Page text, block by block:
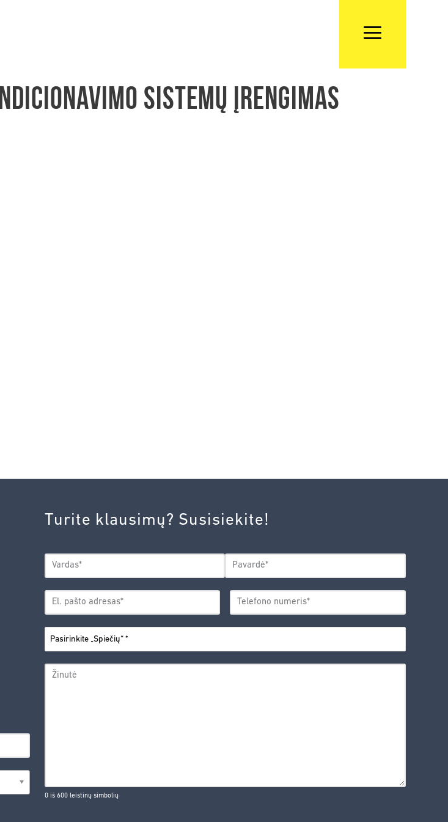
sistemų įrengimas
Turite klausimų? Susisiekite!
VARDAS
EL.
ADRESAS*
TELEFONO
NUMERIS*
PASIRINKITE
„SPIEČIŲ“*
ŽINUTĖ
0 iš 600 leistinų simbolių